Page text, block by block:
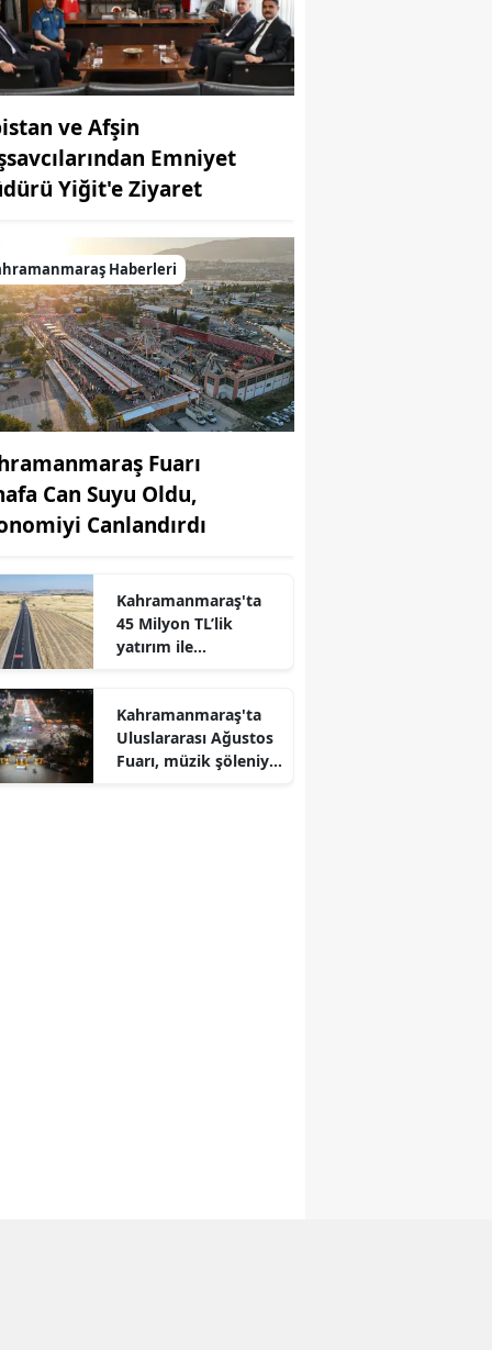
ve Afşin
Emniyet
Yiğit'e Ziyaret
Haberleri
Fuarı
Can Suyu Oldu,
Canlandırdı
Kahramanmaraş'ta
45 Milyon TL’lik
yatırım ile
açıldı
Kahramanmaraş'ta
Uluslararası Ağustos
Fuarı, müzik şöleniyle